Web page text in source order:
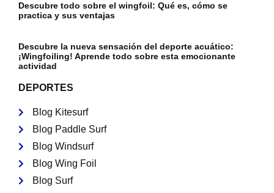
Descubre todo sobre el wingfoil: Qué es, cómo se
practica y sus ventajas
Descubre la nueva sensación del deporte acuático:
¡Wingfoiling! Aprende todo sobre esta emocionante
actividad
DEPORTES
Blog Kitesurf
Blog Paddle Surf
Blog Windsurf
Blog Wing Foil
Blog Surf